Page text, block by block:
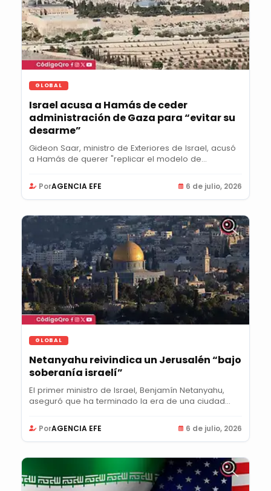
GLOBAL
Israel acusa a Hamás de ceder
administración de Gaza para “evitar su
desarme”
Gideon Saar, ministro de Exteriores de Israel, acusó
a Hamás de querer "replicar el modelo de...
PorAGENCIA EFE 6 de julio, 2026
GLOBAL
Netanyahu reivindica un Jerusalén “bajo
soberanía israelí”
El primer ministro de Israel, Benjamín Netanyahu,
aseguró que ha terminado la era de una ciudad
PorAGENCIA EFE 6 de julio, 2026